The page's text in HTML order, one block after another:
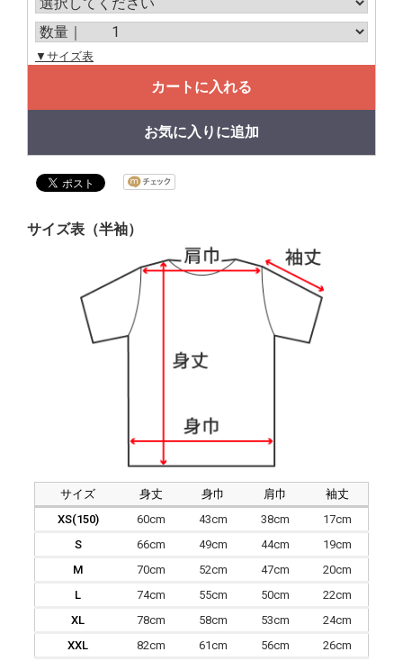
▼サイズ表
カートに入れる
お気に入りに追加
サイズ表（半袖）
サイズ 身丈 身巾 肩巾
袖丈
XS(150)
60cm 43cm 38cm
17cm
S
66cm 49cm 44cm
19cm
M
70cm 52cm 47cm
20cm
L
74cm 55cm 50cm
22cm
XL
78cm 58cm 53cm
24cm
XXL
82cm 61cm 56cm 26cm